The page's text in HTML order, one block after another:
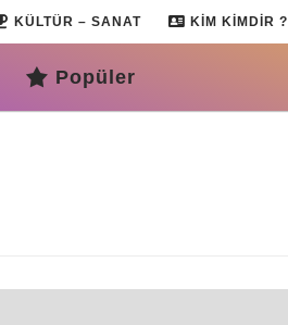
KÜLTÜR – SANAT KIM KIMDIR ?
Popüler